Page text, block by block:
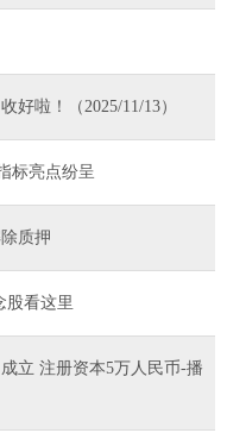
好啦！（2025/11/13）
标亮点纷呈
质押
股看这里
立 注册资本5万人民币-播